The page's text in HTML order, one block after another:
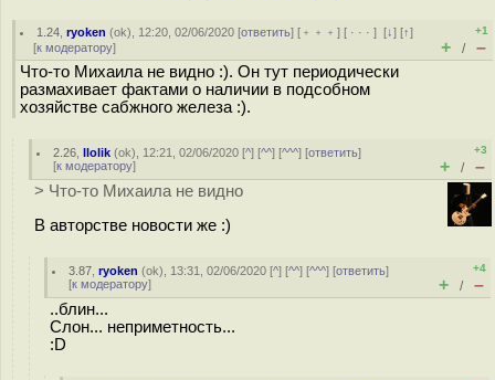
1.24 ,ryoken (ok), 12:20, 02/06/2020 [ответить] [ ﹢﹢﹢] [ · · ·][↓] [↑]
[к модератору]
+1
+ / –
Что-то Михаила не видно :). Он тут периодически
размахивает фактами о наличии в подсобном
хозяйстве сабжного железа :).
2.26 ,llolik (ok), 12:21, 02/06/2020 [^] [^^] [^^^] [ответить]
[к модератору]
+3
+ / –
> Что-то Михаила не видно
В авторстве новости же :)
3.87 ,ryoken (ok), 13:31, 02/06/2020 [^] [^^] [^^^] [ответить]
[к модератору]
+4
+ / –
..блин...
Слон... неприметность...
:D